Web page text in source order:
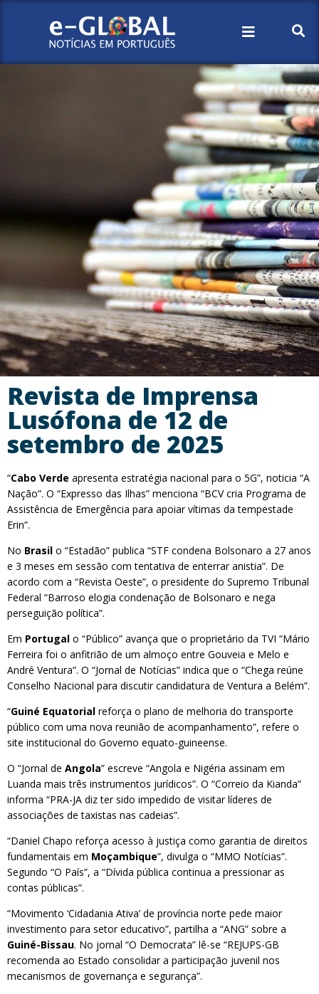
Revista de Imprensa
Lusófona de 12 de
setembro de 2025
“Cabo Verde apresenta estratégia nacional para o 5G”, noticia “A
Nação”. O “Expresso das Ilhas” menciona “BCV cria Programa de
Assistência de Emergência para apoiar vítimas da tempestade
Erin”.
No Brasil o “Estadão” publica “STF condena Bolsonaro a 27 anos
e 3 meses em sessão com tentativa de enterrar anistia”. De
acordo com a “Revista Oeste”, o presidente do Supremo Tribunal
Federal “Barroso elogia condenação de Bolsonaro e nega
perseguição política”.
Em Portugal o “Público” avança que o proprietário da TVI “Mário
Ferreira foi o anfitrião de um almoço entre Gouveia e Melo e
André Ventura”. O “Jornal de Notícias” indica que o “Chega reúne
Conselho Nacional para discutir candidatura de Ventura a Belém”.
“Guiné Equatorial reforça o plano de melhoria do transporte
público com uma nova reunião de acompanhamento”, refere o
site institucional do Governo equato-guineense.
O “Jornal de Angola” escreve “Angola e Nigéria assinam em
Luanda mais três instrumentos jurídicos”. O “Correio da Kianda”
informa “PRA-JA diz ter sido impedido de visitar líderes de
associações de taxistas nas cadeias”.
“Daniel Chapo reforça acesso à justiça como garantia de direitos
fundamentais em Moçambique”, divulga o “MMO Notícias”.
Segundo “O País”, a “Dívida pública continua a pressionar as
contas públicas”.
“Movimento ‘Cidadania Ativa’ de província norte pede maior
investimento para setor educativo”, partilha a “ANG” sobre a
Guiné-Bissau. No jornal “O Democrata” lê-se “REJUPS-GB
recomenda ao Estado consolidar a participação juvenil nos
mecanismos de governança e segurança”.